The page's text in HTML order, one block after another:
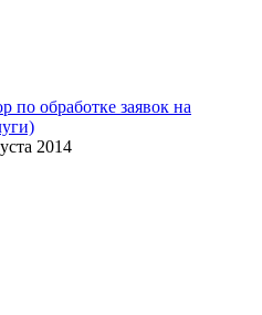
по обработке заявок на
2014